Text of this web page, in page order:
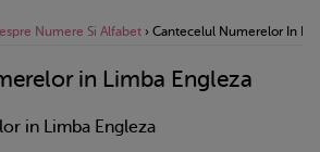
Numere Si Alfabet › Cantecelul Numerelor In
in Limba Engleza